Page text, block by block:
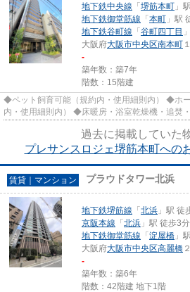
地下鉄中央線 「 堺筋本町 」
地下鉄御堂筋線 「 本町 」駅
地下鉄谷町線 「 谷町四丁目
大阪府大阪市中央区南本町
-
築年数：築7年
階数：15階建
◆ペット飼育可能（規約内・使用細則内） ◆ホ
内・使用細則内） ◆床暖房・浴室乾燥機・追焚
過去に掲載していた
プレサンスロジェ堺筋本町への
賃貸｜マンション プラウドタワー北浜
地下鉄堺筋線 「 北浜 」駅 徒
京阪本線 「 北浜 」駅 徒歩3分
地下鉄御堂筋線 「 淀屋橋 」
大阪府大阪市中央区高麗橋
-
築年数：築6年
階数：42階建 地下1階